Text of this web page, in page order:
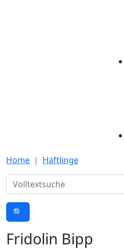
Home
Häftlinge
Suche
🔍
Fridolin Bipp